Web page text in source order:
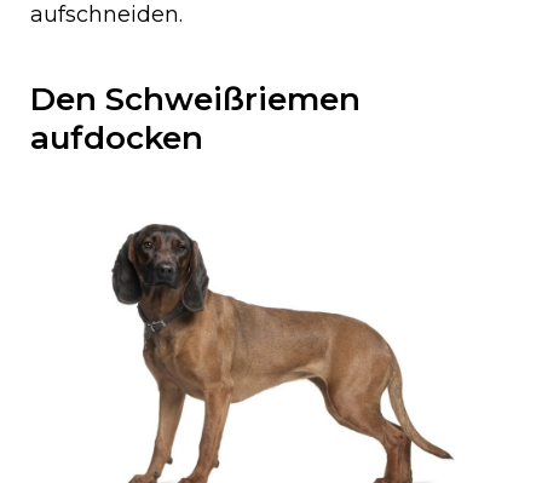
aufschneiden.
Den Schweißriemen
aufdocken